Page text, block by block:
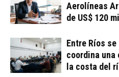
Aerolíneas
de US$ 120
Entre Ríos
coordina
la costa del